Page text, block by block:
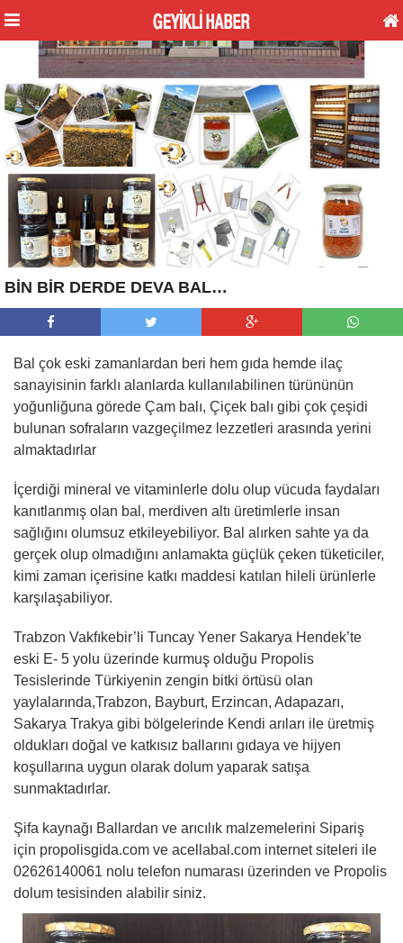
BİN BİR DERDE DEVA BAL…
Bal çok eski zamanlardan beri hem gıda hemde ilaç
sanayisinin farklı alanlarda kullanılabilinen türününün
yoğunliğuna görede Çam balı, Çiçek balı gibi çok çeşidi
bulunan sofraların vazgeçilmez lezzetleri arasında yerini
almaktadırlar
İçerdiği mineral ve vitaminlerle dolu olup vücuda faydaları
kanıtlanmış olan bal, merdiven altı üretimlerle insan
sağlığını olumsuz etkileyebiliyor. Bal alırken sahte ya da
gerçek olup olmadığını anlamakta güçlük çeken tüketiciler,
kimi zaman içerisine katkı maddesi katılan hileli ürünlerle
karşılaşabiliyor.
Trabzon Vakfıkebir’li Tuncay Yener Sakarya Hendek’te
eski E- 5 yolu üzerinde kurmuş olduğu Propolis
Tesislerinde Türkiyenin zengin bitki örtüsü olan
yaylalarında,Trabzon, Bayburt, Erzincan, Adapazarı,
Sakarya Trakya gibi bölgelerinde Kendi arıları ile üretmiş
oldukları doğal ve katkısız ballarını gıdaya ve hijyen
koşullarına uygun olarak dolum yaparak satışa
sunmaktadırlar.
Şifa kaynağı Ballardan ve arıcılık malzemelerini Sipariş
için propolisgida.com ve acellabal.com internet siteleri ile
02626140061 nolu telefon numarası üzerinden ve Propolis
dolum tesisinden alabilir siniz.